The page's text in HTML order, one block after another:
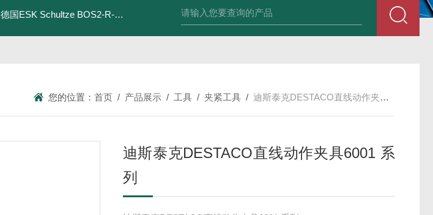
德国ESK Schultze BOS2-R-80F 型油分离器 德国Baumüller b maXX 6500伺服电机 德国Bauüller b maXX
您的位置：首页 / 产品展示 / 工具 /夹紧工具 /迪斯泰克DESTACO直线动作夹具6001 系列
迪斯泰克DESTACO直线动作夹具6001 系
列